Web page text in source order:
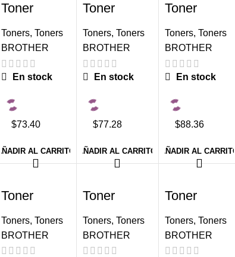
Toner
210Y
yellow
1,400
paginas
Toners, Toners
BROTHER
En stock
$73.40
AÑADIR AL CARRITO
Toner
213Bk
Negro
1,300
paginas
Toners,Toners
BROTHER
En stock
$77.28
AÑADIR AL CARRITO
Toner
213C Cyan
1,300
paginas
Toners, Toners
BROTHER
En stock
$88.36
AÑADIR AL CARRITO
Toner
213Y
Yellow
1,300
paginas
Toners, Toners
BROTHER
Toner
217Bk
Negro
3,000
paginas
Toners,Toners
BROTHER
Toner
217C Cyan
2,300
paginas
Toners, Toners
BROTHER